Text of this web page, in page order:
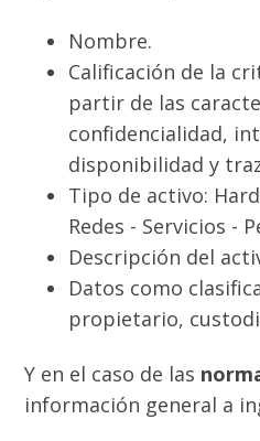
Nombre.
Calificación de la
partir de las
confidencialidad,
disponibilidad y
Tipo de activo:
Redes - Servicios -
Descripción del
Datos como
propietario,
Y en el caso de las
información general a